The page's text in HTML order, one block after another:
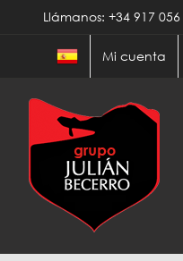
contenido
Llámanos: +34 917
Mi cuenta